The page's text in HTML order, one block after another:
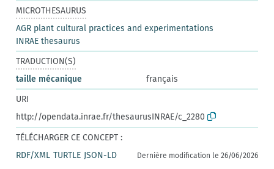
MICROTHESAURUS
AGR plant cultural practices and experimentations
INRAE thesaurus
TRADUCTION(S)
taille mécanique
français
URI
http://opendata.inrae.fr/thesaurusINRAE/c_2280
TÉLÉCHARGER CE CONCEPT :
RDF/XML TURTLE JSON-LD Dernière modification le 26/06/2026